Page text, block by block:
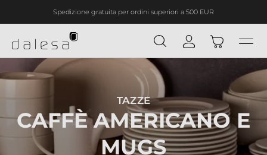
principaleSpedizione gratuita per ordini superiori a 500 EUR
TAZZE
CAFFÈ AMERICANO E
MUGS